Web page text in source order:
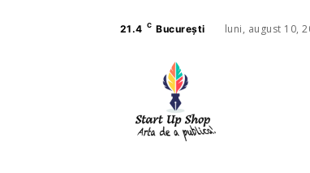
21.4 C București luni, august 10,